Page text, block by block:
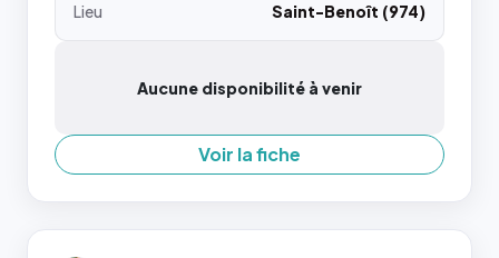
Lieu
Saint-Benoît (974)
Aucune disponibilité à venir
Voir la fiche